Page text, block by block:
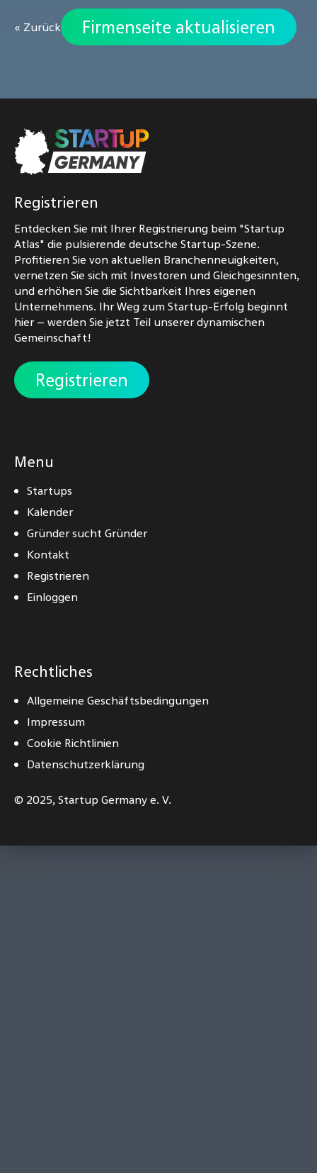
« Zurück Firmenseite aktualisieren
Registrieren
Entdecken Sie mit Ihrer Registrierung beim "Startup
Atlas" die pulsierende deutsche Startup-Szene.
Profitieren Sie von aktuellen Branchenneuigkeiten,
vernetzen Sie sich mit Investoren und Gleichgesinnten,
und erhöhen Sie die Sichtbarkeit Ihres eigenen
Unternehmens. Ihr Weg zum Startup-Erfolg beginnt
hier – werden Sie jetzt Teil unserer dynamischen
Gemeinschaft!
Registrieren
Menu
Startups
Kalender
Gründer sucht Gründer
Kontakt
Registrieren
Einloggen
Rechtliches
Allgemeine Geschäftsbedingungen
Impressum
Cookie Richtlinien
Datenschutzerklärung
© 2025,Startup Germany e. V.